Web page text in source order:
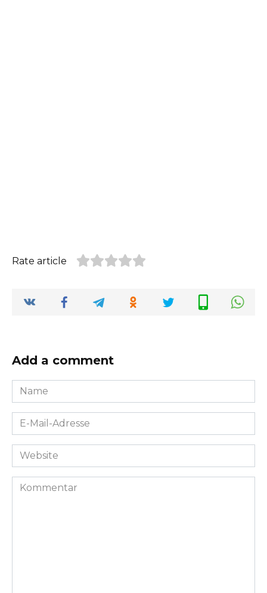
Rate article
Add a comment
Name
*
E-
Mail-
Adresse
Website
Kommentar